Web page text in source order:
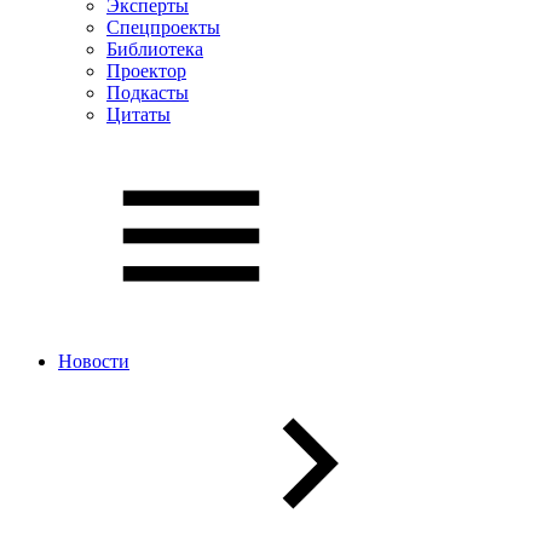
Эксперты
Спецпроекты
Библиотека
Проектор
Подкасты
Цитаты
Новости